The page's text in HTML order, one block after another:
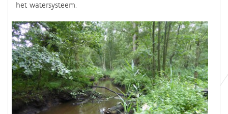
het watersysteem.